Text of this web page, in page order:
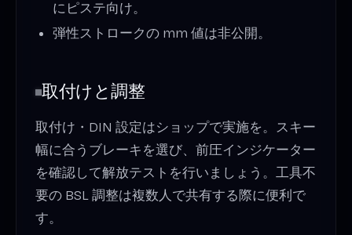
にピステ向け。
弾性ストロークの mm 値は非公開。
取付けと調整
取付け・DIN 設定はショップで実施を。スキー
幅に合うブレーキを選び、前圧インジケーター
を確認して解放テストを行いましょう。工具不
要の BSL 調整は複数人で共有する際に便利で
す。